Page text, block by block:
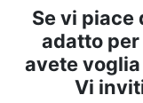
Se vi piace
adatto
avete
Vi